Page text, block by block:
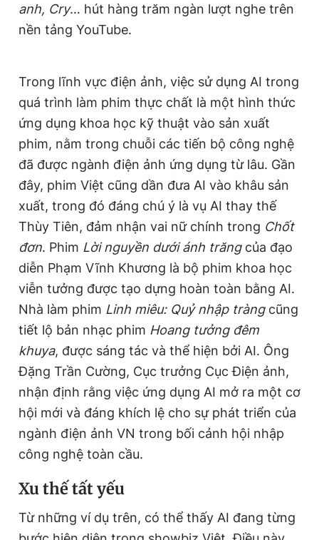
anh, Cry… hút hàng trăm ngàn lượt nghe trên
nền tảng YouTube.
Trong lĩnh vực điện ảnh, việc sử dụng AI trong
quá trình làm phim thực chất là một hình thức
ứng dụng khoa học kỹ thuật vào sản xuất
phim, nằm trong chuỗi các tiến bộ công nghệ
đã được ngành điện ảnh ứng dụng từ lâu. Gần
đây, phim Việt cũng dần đưa AI vào khâu sản
xuất, trong đó đáng chú ý là vụ AI thay thế
Thùy Tiên, đảm nhận vai nữ chính trong Chốt
đơn. Phim Lời nguyền dưới ánh trăngcủa đạo
diễn Phạm Vĩnh Khương là bộ phim khoa học
viễn tưởng được tạo dựng hoàn toàn bằng AI.
Nhà làm phim Linh miêu: Quỷ nhập tràngcũng
tiết lộ bản nhạc phim Hoang tưởng đêm
khuya, được sáng tác và thể hiện bởi AI. Ông
Đặng Trần Cường, Cục trưởng Cục Điện ảnh,
nhận định rằng việc ứng dụng AI mở ra một cơ
hội mới và đáng khích lệ cho sự phát triển của
ngành điện ảnh VN trong bối cảnh hội nhập
công nghệ toàn cầu.
Xu thế tất yếu
Từ những ví dụ trên, có thể thấy AI đang từng